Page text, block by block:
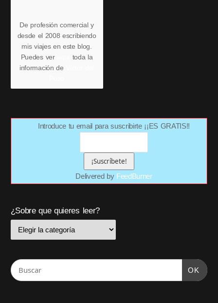
De profesión comercial y
desde el 2008 escribiendo
mis viajes en este blog.
Puedes ver
toda la
información de
Introduce tu email para suscribirte ¡¡ES GRATIS!!
Delivered by FeedBurner
¿Sobre que quieres leer?
OK